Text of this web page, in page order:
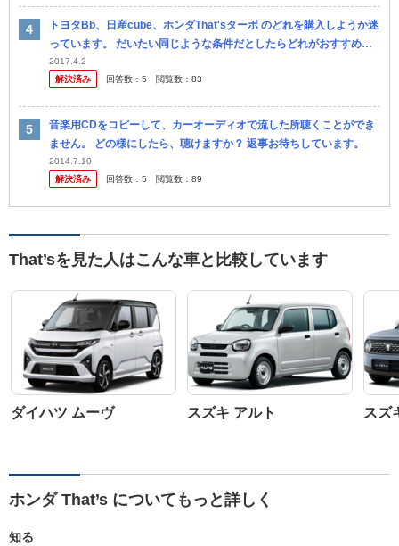
トヨタBb、日産cube、ホンダThat'sターボ のどれを購入しようか迷
っています。 だいたい同じような条件だとしたらどれがおすすめで
すか？ 曖昧な質問で申し訳ないですが、回答よろしくお願い...
2017.4.2
解決済み
回答数： 5 閲覧数： 83
音楽用CDをコピーして、カーオーディオで流した所聴くことができ
ません。 どの様にしたら、聴けますか？ 返事お待ちしています。
2014.7.10
解決済み
回答数： 5 閲覧数： 89
That’sを見た人はこんな車と比較しています
ダイハツ ムーヴ スズキ アルト スズ
ホンダ That’s についてもっと詳しく
知る